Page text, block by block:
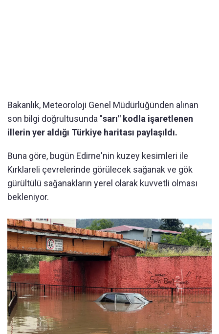
Bakanlık, Meteoroloji Genel Müdürlüğünden alınan
son bilgi doğrultusunda "sarı" kodla işaretlenen
illerin yer aldığı Türkiye haritası paylaşıldı.
Buna göre, bugün Edirne'nin kuzey kesimleri ile
Kırklareli çevrelerinde görülecek sağanak ve gök
gürültülü sağanakların yerel olarak kuvvetli olması
bekleniyor.